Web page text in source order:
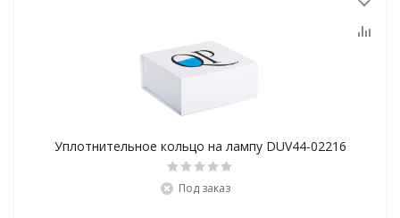
Уплотнительное кольцо на лампу DUV44-02216
Под заказ